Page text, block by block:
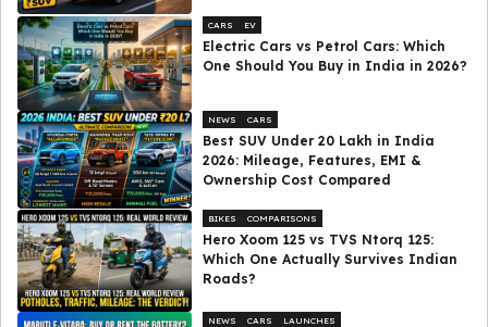
CARS EV
Electric Cars vs Petrol Cars: Which
One Should You Buy in India in 2026?
NEWS CARS
Best SUV Under ₹20 Lakh in India
2026: Mileage, Features, EMI &
Ownership Cost Compared
BIKES COMPARISONS
Hero Xoom 125 vs TVS Ntorq 125:
Which One Actually Survives Indian
Roads?
NEWS CARS LAUNCHES